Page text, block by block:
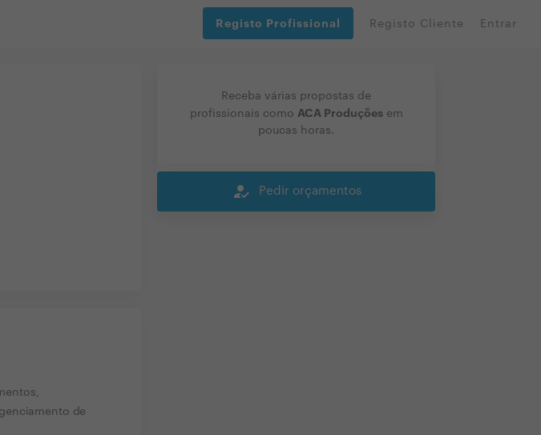
Registo Profissional Registo Cliente Entrar
de
Receba várias propostas de
profissionais como ACA Produçõesem
poucas horas.
how_to_reg Pedir orçamentos